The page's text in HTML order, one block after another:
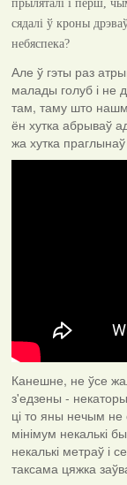
прыляталі і перш,
сядалі ў кроны
небяспека?
Але ў гэты раз
малады голуб і не
там, таму што
ён хутка абрываў
жа хутка праглынаў
Канешне, не ўсе
з'едзены -
ці то яны нечым не
мінімум некалькі
некалькі метраў і
таксама цяжка